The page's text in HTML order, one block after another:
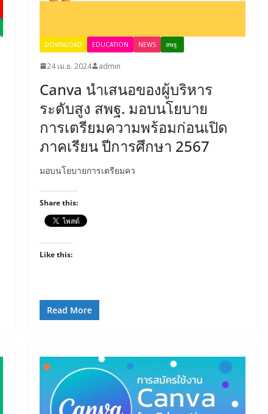
DOWNLOAD EDUCATION NEWS สพฐ.
24 เม.ย. 2024 admin
Canva นำเสนอของผู้บริหาร
ระดับสูง สพฐ. มอบนโยบาย
การเตรียมความพร้อมก่อนเปิด
ภาคเรียน ปีการศึกษา 2567
มอบนโยบายการเตรียมคว
Share this:
Like this:
Read More